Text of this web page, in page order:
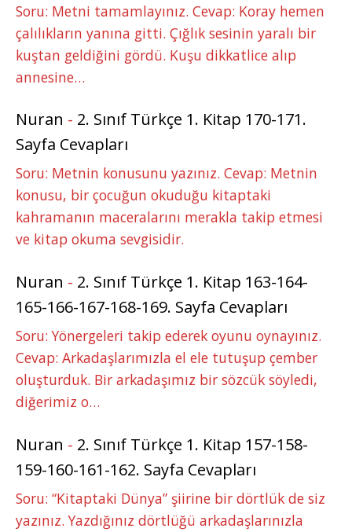
Soru: Metni tamamlayınız. Cevap: Koray hemen
çalılıkların yanına gitti. Çığlık sesinin yaralı bir
kuştan geldiğini gördü. Kuşu dikkatlice alıp
annesine…
Nuran - 2. Sınıf Türkçe 1. Kitap 170-171.
Sayfa Cevapları
Soru: Metnin konusunu yazınız. Cevap: Metnin
konusu, bir çocuğun okuduğu kitaptaki
kahramanın maceralarını merakla takip etmesi
ve kitap okuma sevgisidir.
Nuran - 2. Sınıf Türkçe 1. Kitap 163-164-
165-166-167-168-169. Sayfa Cevapları
Soru: Yönergeleri takip ederek oyunu oynayınız.
Cevap: Arkadaşlarımızla el ele tutuşup çember
oluşturduk. Bir arkadaşımız bir sözcük söyledi,
diğerimiz o…
Nuran - 2. Sınıf Türkçe 1. Kitap 157-158-
159-160-161-162. Sayfa Cevapları
Soru: “Kitaptaki Dünya” şiirine bir dörtlük de siz
yazınız. Yazdığınız dörtlüğü arkadaşlarınızla